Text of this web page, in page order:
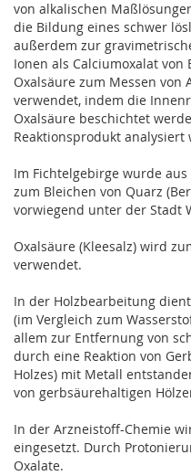
von alkalischen
die Bildung eines schwer
außerdem zur
Ionen als Calciumoxalat
Oxalsäure zum Messen
verwendet, indem die
Oxalsäure beschichtet
Reaktionsprodukt analysiert
Im Fichtelgebirge wurde
zum Bleichen von Quarz
vorwiegend unter der Stadt
Oxalsäure (Kleesalz) wird
verwendet.
In der Holzbearbeitung
(im Vergleich zum
allem zur Entfernung von
durch eine Reaktion von
Holzes) mit Metall
von gerbsäurehaltigen
In der Arzneistoff-Chemie
eingesetzt. Durch
Oxalate.